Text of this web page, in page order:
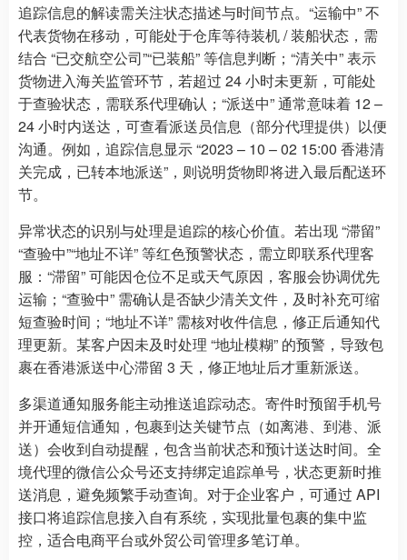
追踪信息的解读需关注状态描述与时间节点。“运输中” 不
代表货物在移动，可能处于仓库等待装机 / 装船状态，需
结合 “已交航空公司”“已装船” 等信息判断；“清关中” 表示
货物进入海关监管环节，若超过 24 小时未更新，可能处
于查验状态，需联系代理确认；“派送中” 通常意味着 12 –
24 小时内送达，可查看派送员信息（部分代理提供）以便
沟通。例如，追踪信息显示 “2023 – 10 – 02 15:00 香港清
关完成，已转本地派送”，则说明货物即将进入最后配送环
节。
异常状态的识别与处理是追踪的核心价值。若出现 “滞留”
“查验中”“地址不详” 等红色预警状态，需立即联系代理客
服：“滞留” 可能因仓位不足或天气原因，客服会协调优先
运输；“查验中” 需确认是否缺少清关文件，及时补充可缩
短查验时间；“地址不详” 需核对收件信息，修正后通知代
理更新。某客户因未及时处理 “地址模糊” 的预警，导致包
裹在香港派送中心滞留 3 天，修正地址后才重新派送。
多渠道通知服务能主动推送追踪动态。寄件时预留手机号
并开通短信通知，包裹到达关键节点（如离港、到港、派
送）会收到自动提醒，包含当前状态和预计送达时间。全
境代理的微信公众号还支持绑定追踪单号，状态更新时推
送消息，避免频繁手动查询。对于企业客户，可通过 API
接口将追踪信息接入自有系统，实现批量包裹的集中监
控，适合电商平台或外贸公司管理多笔订单。